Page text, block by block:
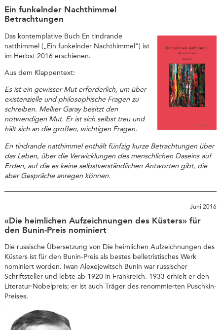
Ein funkelnder Nachthimmel
Betrachtungen
Das kontemplative Buch En tindrande
natthimmel („Ein funkelnder Nachthimmel“) ist
im Herbst 2016 erschienen.
Aus dem Klappentext:
Es ist ein gewisser Mut erforderlich, um über
existenzielle und philosophische Fragen zu
schreiben. Melker Garay besitzt den
notwendigen Mut. Er ist sich selbst treu und
hält sich an die großen, wichtigen Fragen.
En tindrande natthimmel enthält fünfzig kurze Betrachtungen über
das Leben, über die Verwicklungen des menschlichen Daseins auf
Erden, auf die es keine selbstverständlichen Antworten gibt, die
aber Gespräche anregen können.
Juni 2016
«Die heimlichen Aufzeichnungen des Küsters» für
den Bunin-Preis nominiert
Die russische Übersetzung von Die heimlichen Aufzeichnungen des
Küsters ist für den Bunin-Preis als bestes belletristisches Werk
nominiert worden. Iwan Alexejewitsch Bunin war russischer
Schriftsteller und lebte ab 1920 in Frankreich. 1933 erhielt er den
Literatur-Nobelpreis; er ist auch Träger des renommierten Puschkin-
Preises.